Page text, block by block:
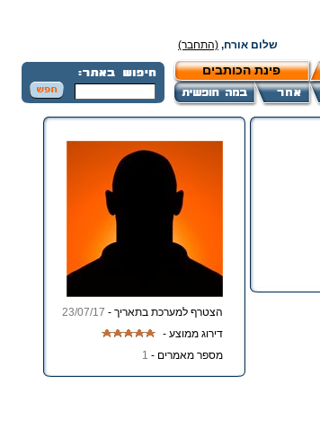
שלום אורח, (התחבר)
פינת הכותבים
הצטרף למערכת בתאריך - 23/07/17
דירוג ממוצע -
מספר מאמרים - 1